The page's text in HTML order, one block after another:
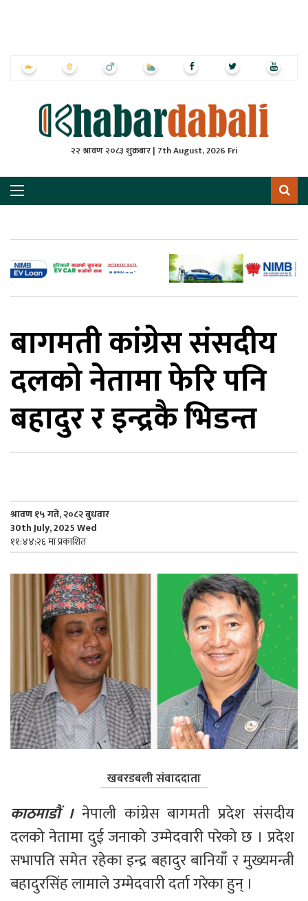
२२ श्रावण २०८३ शुक्रबार | 7th August, 2026 Fri
बागमती कांग्रेस संसदीय
दलको नेतामा फेरि पनि
बहादुर र इन्द्रकै भिडन्त
श्रावण १५ गते, २०८२ बुधवार
30th July, 2025 Wed
११:४४:२६ मा प्रकाशित
खबरडबली संवाददाता
काठमाडौं । नेपाली कांग्रेस बागमती प्रदेश संसदीय
दलको नेतामा दुई जनाको उम्मेदवारी परेको छ । प्रदेश
सभापति समेत रहेका इन्द्र बहादुर बानियाँ र मुख्यमन्त्री
बहादुरसिंह लामाले उम्मेदवारी दर्ता गरेका हुन् ।